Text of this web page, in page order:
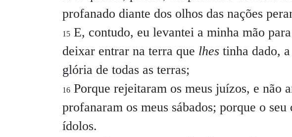
profanado diante dos olhos das nações
15 E, contudo, eu levantei a minha mão
deixar entrar na terra que lhes tinha dado,
glória de todas as terras;
16 Porque rejeitaram os meus juízos, e não
profanaram os meus sábados; porque o seu
ídolos.